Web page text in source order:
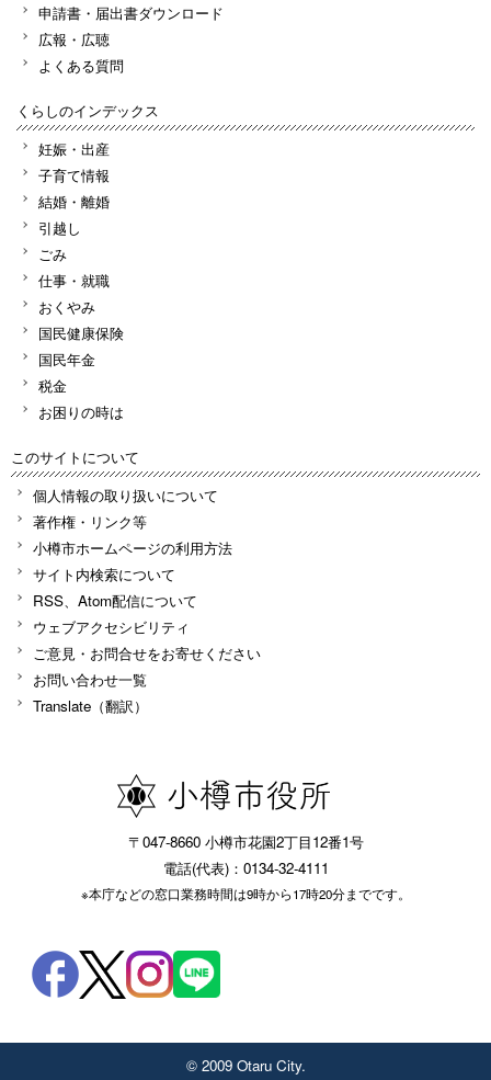
申請書・届出書ダウンロード
広報・広聴
よくある質問
くらしのインデックス
妊娠・出産
子育て情報
結婚・離婚
引越し
ごみ
仕事・就職
おくやみ
国民健康保険
国民年金
税金
お困りの時は
このサイトについて
個人情報の取り扱いについて
著作権・リンク等
小樽市ホームページの利用方法
サイト内検索について
RSS、Atom配信について
ウェブアクセシビリティ
ご意見・お問合せをお寄せください
お問い合わせ一覧
Translate（翻訳）
〒047-8660 小樽市花園2丁目12番1号
電話(代表)：0134-32-4111
※本庁などの窓口業務時間は9時から17時20分までです。
© 2009 Otaru City.